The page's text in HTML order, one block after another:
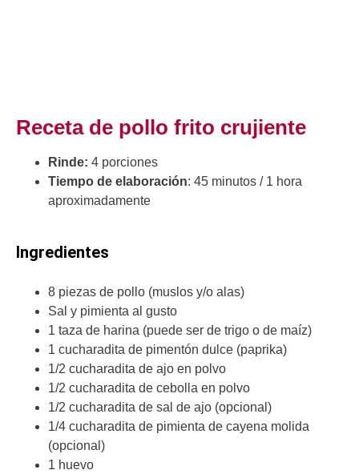
Receta de pollo frito crujiente
Rinde: 4 porciones
Tiempo de elaboración: 45 minutos / 1 hora
aproximadamente
Ingredientes
8 piezas de pollo (muslos y/o alas)
Sal y pimienta al gusto
1 taza de harina (puede ser de trigo o de maíz)
1 cucharadita de pimentón dulce (paprika)
1/2 cucharadita de ajo en polvo
1/2 cucharadita de cebolla en polvo
1/2 cucharadita de sal de ajo (opcional)
1/4 cucharadita de pimienta de cayena molida
(opcional)
1 huevo